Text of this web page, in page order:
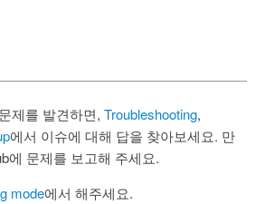
제를 발견하면, Troubleshooting,
에서 이슈에 대해 답을 찾아보세요. 만
에 문제를 보고해 주세요.
mode에서 해주세요.